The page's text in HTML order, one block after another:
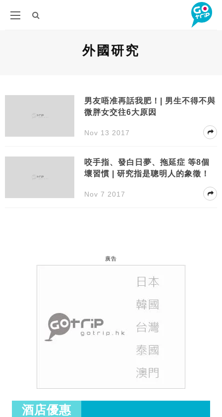
外國研究
男友唔准再話我肥！| 男生不得不與
微胖女交往6大原因
Nov 13 2017
咬手指、發白日夢、拖延症 等8個
壞習慣 | 研究指是聰明人的象徵！
Nov 7 2017
廣告
酒店優惠